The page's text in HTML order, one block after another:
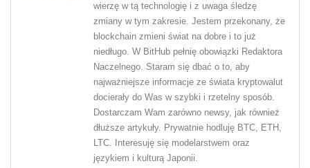
wierzę w tą technologię i z uwaga śledzę
zmiany w tym zakresie. Jestem przekonany, że
blockchain zmieni świat na dobre i to już
niedługo. W BitHub pełnię obowiązki Redaktora
Naczelnego. Staram się dbać o to, aby
najważniejsze informacje ze świata kryptowalut
docierały do Was w szybki i rzetelny sposób.
Dostarczam Wam zarówno newsy, jak również
dłuższe artykuły. Prywatnie hodluję BTC, ETH,
LTC. Interesuję się modelarstwem oraz
językiem i kulturą Japonii.